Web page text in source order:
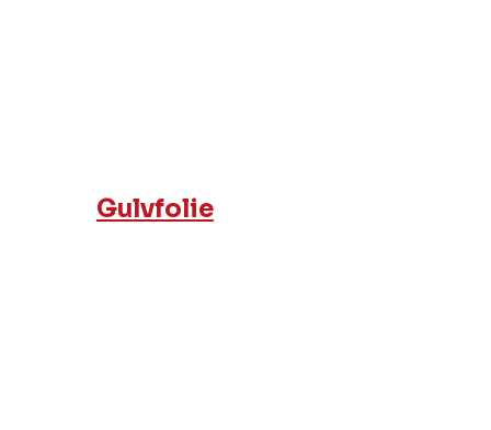
Gulvfolie